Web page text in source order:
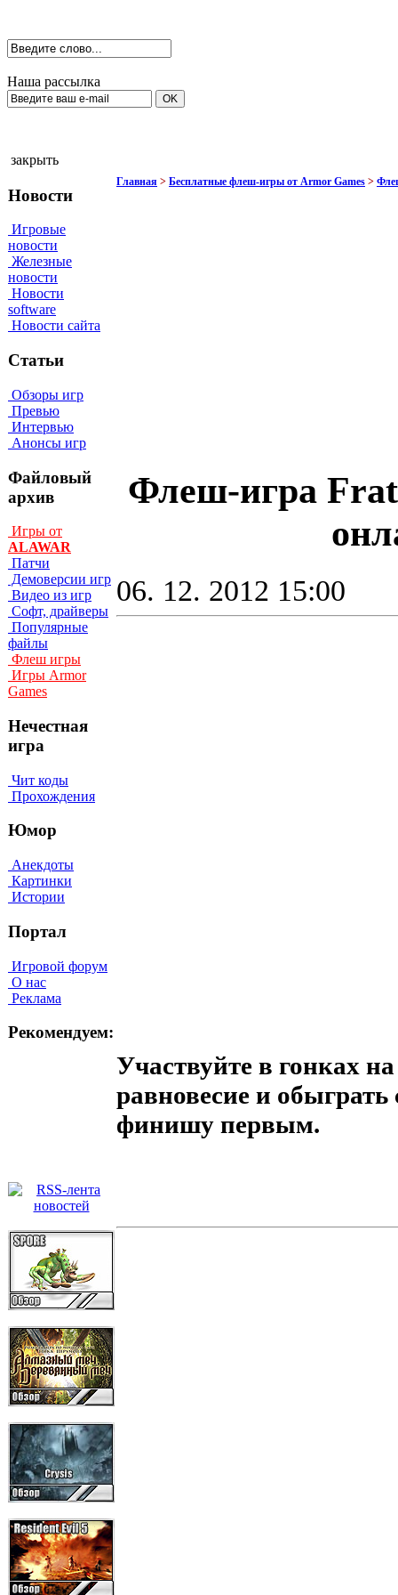
Наша рассылка
закрыть
Новости
Игровые
новости
Железные
новости
Новости
software
Новости сайта
Статьи
Обзоры игр
Превью
Интервью
Анонсы игр
Файловый
архив
Игры от
ALAWAR
Патчи
Демоверсии игр
Видео из игр
Софт, драйверы
Популярные
файлы
Флеш игры
Игры Armor
Games
Нечестная
игра
Чит коды
Прохождения
Юмор
Анекдоты
Картинки
Истории
Портал
Игровой форум
О нас
Реклама
Рекомендуем:
Главная > Бесплатные флеш-игры от Armor Games >
Флеш-игра
06. 12. 2012 15:00
Участвуйте в гонках
равновесие и
финишу первым.